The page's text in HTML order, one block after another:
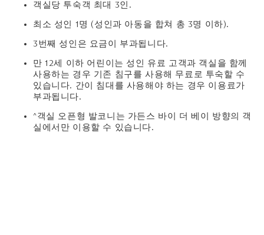
객실당 투숙객 최대 3인.
최소 성인 1명 (성인과 아동을 합쳐 총 3명 이하).
3번째 성인은 요금이 부과됩니다.
만 12세 이하 어린이는 성인 유료 고객과 객실을 함께
사용하는 경우 기존 침구를 사용해 무료로 투숙할 수
있습니다. 간이 침대를 사용해야 하는 경우 이용료가
부과됩니다.
^객실 오픈형 발코니는 가든스 바이 더 베이 방향의 객
실에서만 이용할 수 있습니다.